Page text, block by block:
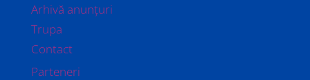
Arhivă anunțuri
Trupa
Contact
Parteneri